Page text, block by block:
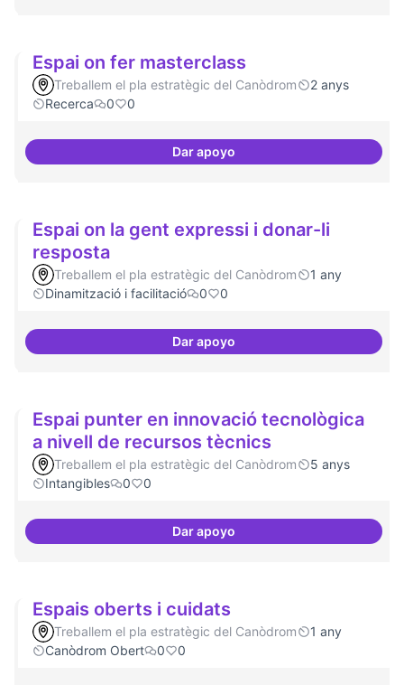
Espai on fer masterclass
Treballem el pla estratègic del Canòdrom
2 anys
Recerca
0 0
Dar apoyoEspai on fer masterclass
Espai on la gent expressi i donar-li
resposta
Treballem el pla estratègic del Canòdrom
1 any
Dinamització i facilitació
0 0
Dar apoyoEspai on la gent expressi i
Espai punter en innovació tecnològica
a nivell de recursos tècnics
Treballem el pla estratègic del Canòdrom
5 anys
Intangibles
0 0
Dar apoyoEspai punter en innovació
Espais oberts i cuidats
Treballem el pla estratègic del Canòdrom
1 any
Canòdrom Obert
0 0